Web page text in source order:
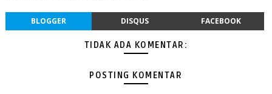
BLOGGER DISQUS FACEBOOK
TIDAK ADA KOMENTAR:
POSTING KOMENTAR